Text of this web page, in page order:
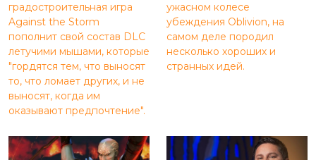
градостроительная игра
Against the Storm
пополнит свой состав DLC
летучими мышами, которые
"гордятся тем, что выносят
то, что ломает других, и не
выносят, когда им
оказывают предпочтение".
ужасном колесе
убеждения Oblivion, на
самом деле породил
несколько хороших и
странных идей.